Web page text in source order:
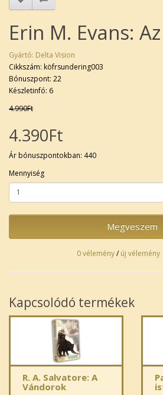
Erin M. Evans:
Gyártó: Delta Vision
Cikkszám: köfrsundering003
Bónuszpont: 22
Készletinfó: 6
4.990Ft
4.390Ft
Ár bónuszpontokban: 440
Mennyiség
Megveszem
0 vélemény/új vélemény
Kapcsolódó termékek
R. A. Salvatore: A
Vándorok